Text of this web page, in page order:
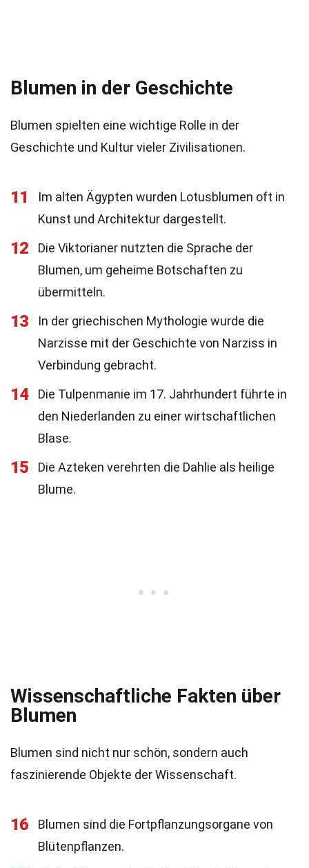
Blumen in der Geschichte
Blumen spielten eine wichtige Rolle in der
Geschichte und Kultur vieler Zivilisationen.
11
Im alten Ägypten wurden Lotusblumen oft in
Kunst und Architektur dargestellt.
12
Die Viktorianer nutzten die Sprache der
Blumen, um geheime Botschaften zu
übermitteln.
13
In der griechischen Mythologie wurde die
Narzisse mit der Geschichte von Narziss in
Verbindung gebracht.
14
Die Tulpenmanie im 17. Jahrhundert führte in
den Niederlanden zu einer wirtschaftlichen
Blase.
15
Die Azteken verehrten die Dahlie als heilige
Blume.
Wissenschaftliche Fakten über
Blumen
Blumen sind nicht nur schön, sondern auch
faszinierende Objekte der Wissenschaft.
16
Blumen sind die Fortpflanzungsorgane von
Blütenpflanzen.